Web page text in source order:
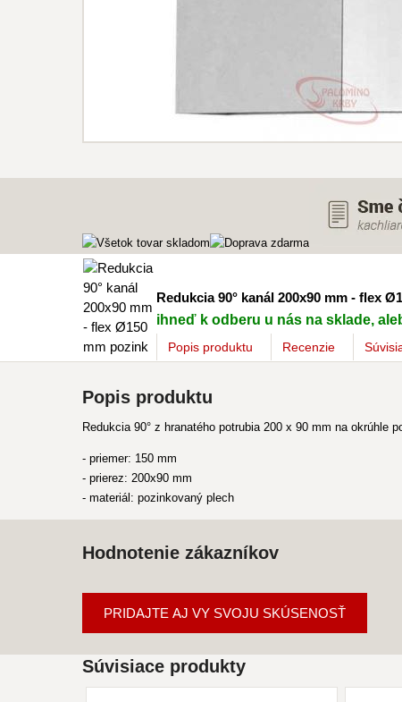
Redukcia 90° kanál 200x90 mm - flex
ihneď k odberu u nás na sklade,
Popis produktu Recenzie
Popis produktu
Redukcia 90° z hranatého potrubia 200 x 90 mm na
- priemer: 150 mm
- prierez: 200x90 mm
- materiál: pozinkovaný plech
Hodnotenie zákazníkov
PRIDAJTE AJ VY SVOJU SKÚSENOSŤ
Súvisiace produkty